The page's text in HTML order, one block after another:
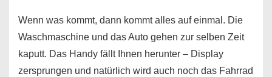
Wenn was kommt, dann kommt alles auf einmal. Die
Waschmaschine und das Auto gehen zur selben Zeit
kaputt. Das Handy fällt Ihnen herunter – Display
zersprungen und natürlich wird auch noch das Fahrrad